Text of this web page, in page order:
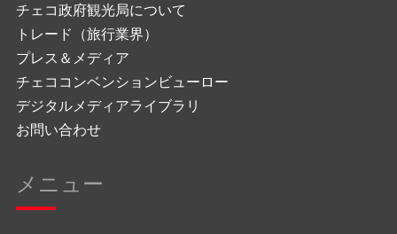
チェコ政府観光局について
トレード（旅行業界）
プレス＆メディア
チェココンベンションビューロー
デジタルメディアライブラリ
お問い合わせ
メニュー